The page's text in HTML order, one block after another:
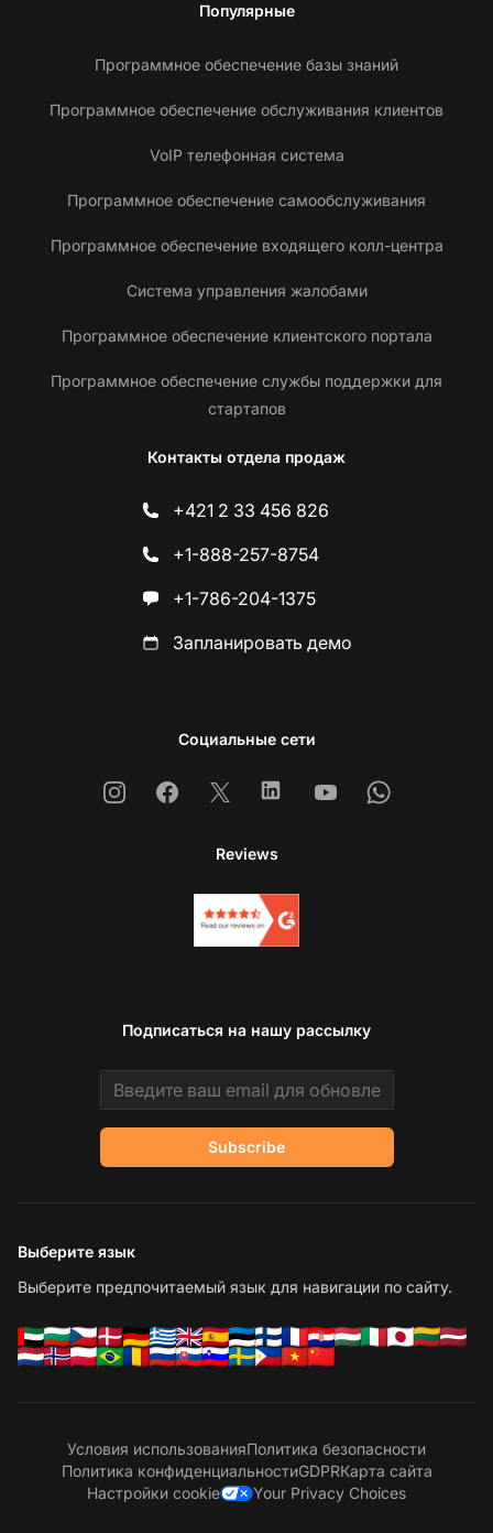
Популярные
Программное обеспечение базы знаний
Программное обеспечение обслуживания клиентов
VoIP телефонная система
Программное обеспечение самообслуживания
Программное обеспечение входящего колл-центра
Система управления жалобами
Программное обеспечение клиентского портала
Программное обеспечение службы поддержки для
стартапов
Контакты отдела продаж
+421 2 33 456 826
+1-888-257-8754
+1-786-204-1375
Запланировать демо
Социальные сети
InstagramFacebook
X LinkedinYoutubeWhatsapp
Reviews
Подписаться на нашу рассылку
Email address
Subscribe
Выберите язык
Выберите предпочитаемый язык для навигации по сайту.
Условия использованияПолитика безопасности
Политика конфиденциальностиGDPRКарта сайта
Настройки cookie
Your Privacy Choices